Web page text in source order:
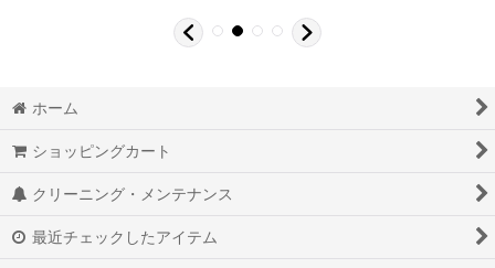
ホーム
ショッピングカート
クリーニング・メンテナンス
最近チェックしたアイテム